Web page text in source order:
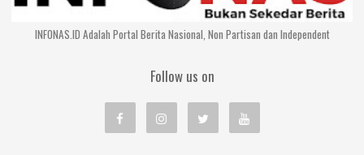
INFONAS.ID Adalah Portal Berita Nasional, Non Partisan dan Independent
Follow us on